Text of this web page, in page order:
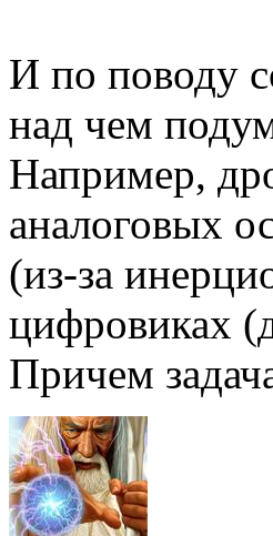
И по поводу
над чем
Например,
аналоговых
(из-за
цифровиках
Причем